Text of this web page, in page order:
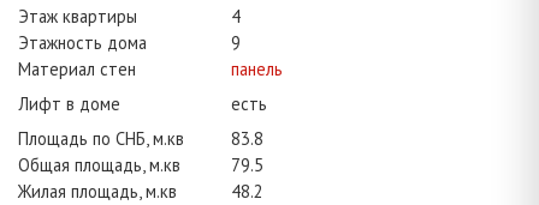
Этаж квартиры
4
Этажность дома
9
Материал стен
панель
Лифт в доме
есть
Площадь по СНБ, м.кв
83.8
Общая площадь, м.кв
79.5
Жилая площадь, м.кв
48.2